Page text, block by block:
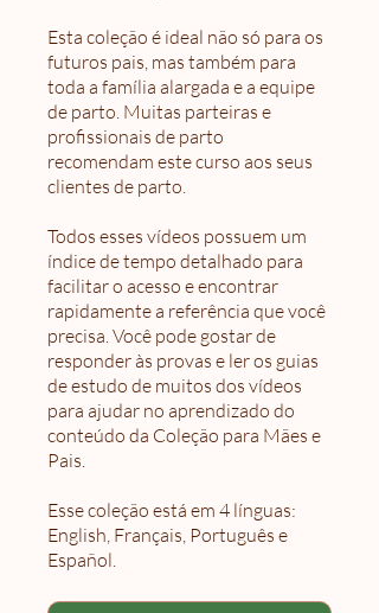
Esta coleção é ideal não só para os
futuros pais, mas também para
toda a família alargada e a equipe
de parto. Muitas parteiras e
profissionais de parto
recomendam este curso aos seus
clientes de parto.
Todos esses vídeos possuem um
índice de tempo detalhado para
facilitar o acesso e encontrar
rapidamente a referência que você
precisa. Você pode gostar de
responder às provas e ler os guias
de estudo de muitos dos vídeos
para ajudar no aprendizado do
conteúdo da Coleção para Mães e
Pais.
Esse coleção está em 4 línguas:
English, Français, Português e
Español.